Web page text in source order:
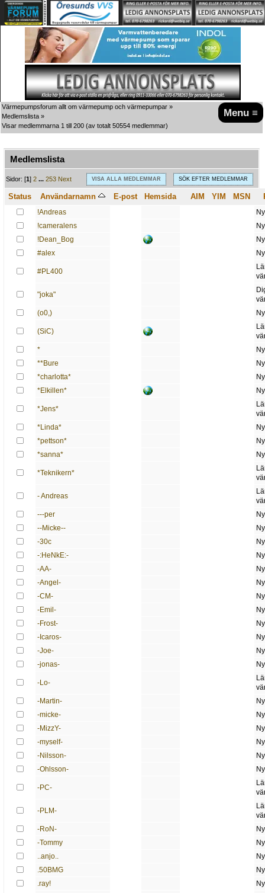
Menu ≡
Värmepumpsforum allt om värmepump och värmepumpar »
Medlemslista »
Visar medlemmarna 1 till 200 (av totalt 50554 medlemmar)
Medlemslista
A
B C D E G H J K L M N O P Q R S T U V W X Y Z
VISA ALLA MEDLEMMAR SÖK EFTER MEDLEMMAR
Sidor: [1]2 ...253 Next
Status Användarnamn E-post Hemsida AIM YIM MSN
!Andreas
!cameralens
!Dean_Bog
#alex
#PL400
"joka"
(o0,)
(SiC)
*
**Bure
*charlotta*
*Elkillen*
*Jens*
*Linda*
*pettson*
*sanna*
*Teknikern*
- Andreas
---per
--Micke--
-30c
-:HeNkE:-
-AA-
-Angel-
-CM-
-Emil-
-Frost-
-Icaros-
-Joe-
-jonas-
-Lo-
-Martin-
-micke-
-MizzY-
-myself-
-Nilsson-
-Ohlsson-
-PC-
-PLM-
-RoN-
-Tommy
..anjo..
.50BMG
.ray!